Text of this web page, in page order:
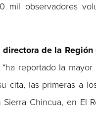
mil observadores
directora de la Región
reportado la
cita, las primeras a
Chincua, en El